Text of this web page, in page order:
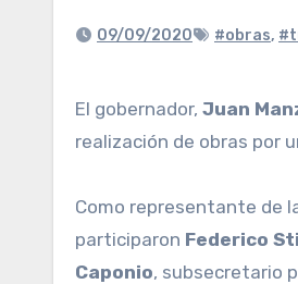
09/09/2020 #obras,
El gobernador, Juan
realización de obras por
Como representante de
participaron Federico
Caponio, subsecretario